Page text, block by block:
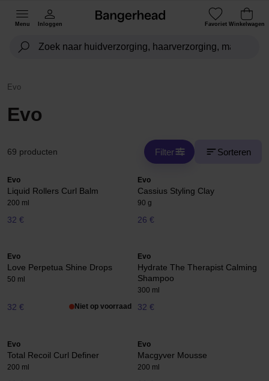
Menu Inloggen Favoriet Winkelwagen
Evo
Evo
69 producten Filter Sorteren
Evo
Liquid Rollers Curl Balm
200 ml
32 €
Evo
Cassius Styling Clay
90 g
26 €
Evo
Love Perpetua Shine Drops
50 ml
32 € Niet op voorraad
Evo
Hydrate The Therapist Calming
Shampoo
300 ml
32 €
Evo
Total Recoil Curl Definer
200 ml
Evo
Macgyver Mousse
200 ml